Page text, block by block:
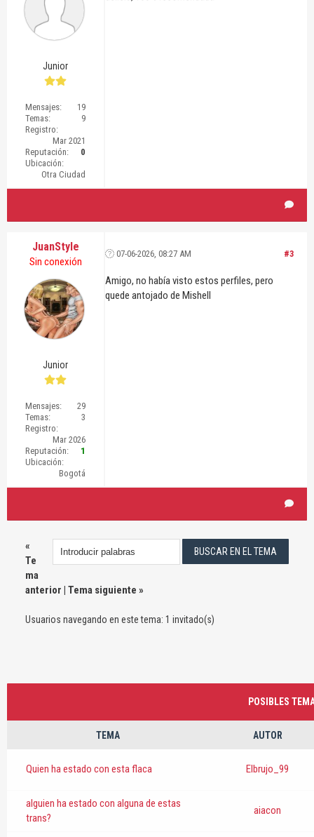
Junior
Mensajes:
19
Temas:
9
Registro:
Mar 2021
Reputación:
0
Ubicación:
Otra Ciudad
JuanStyle
Sin conexión
Junior
Mensajes:
29
Temas:
3
Registro:
Mar 2026
Reputación:
1
Ubicación:
Bogotá
#3
07-06-2026, 08:27 AM
Amigo, no había visto estos perfiles, pero
quede antojado de Mishell
«
Te
ma
anterior | Tema siguiente »
Usuarios navegando en este tema: 1 invitado(s)
POSIBLES
TEMA AUTOR
Quien ha estado con esta flaca Elbrujo_99
alguien ha estado con alguna de estas
trans?
aiacon